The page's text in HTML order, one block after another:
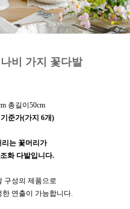
비 가지 꽃다발
총길이50cm
준가(가지 6개)
는 꽃머리가
화 다발입니다.
구성의 제품으로
연출이 가능합니다.